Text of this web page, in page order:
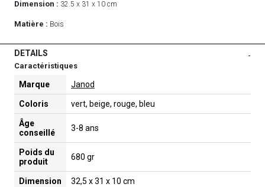
Dimension : 32.5 x 31 x 10 cm
Matière : Bois
DETAILS -
Caractéristiques
Marque Janod
Coloris vert, beige, rouge, bleu
Âge
conseillé
3-8 ans
Poids du
produit
680 gr
Dimension 32,5 x 31 x 10 cm